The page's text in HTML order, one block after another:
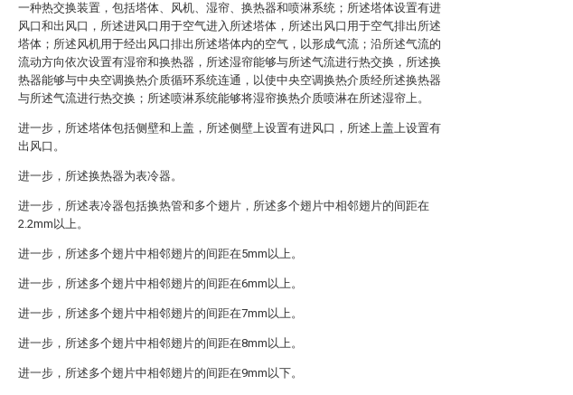
一种热交换装置，包括塔体、风机、湿帘、换热器和喷淋系统；所述塔体设置有进
风口和出风口，所述进风口用于空气进入所述塔体，所述出风口用于空气排出所述
塔体；所述风机用于经出风口排出所述塔体内的空气，以形成气流；沿所述气流的
流动方向依次设置有湿帘和换热器，所述湿帘能够与所述气流进行热交换，所述换
热器能够与中央空调换热介质循环系统连通，以使中央空调换热介质经所述换热器
与所述气流进行热交换；所述喷淋系统能够将湿帘换热介质喷淋在所述湿帘上。
进一步，所述塔体包括侧壁和上盖，所述侧壁上设置有进风口，所述上盖上设置有
出风口。
进一步，所述换热器为表冷器。
进一步，所述表冷器包括换热管和多个翅片，所述多个翅片中相邻翅片的间距在
2.2mm以上。
进一步，所述多个翅片中相邻翅片的间距在5mm以上。
进一步，所述多个翅片中相邻翅片的间距在6mm以上。
进一步，所述多个翅片中相邻翅片的间距在7mm以上。
进一步，所述多个翅片中相邻翅片的间距在8mm以上。
进一步，所述多个翅片中相邻翅片的间距在9mm以下。